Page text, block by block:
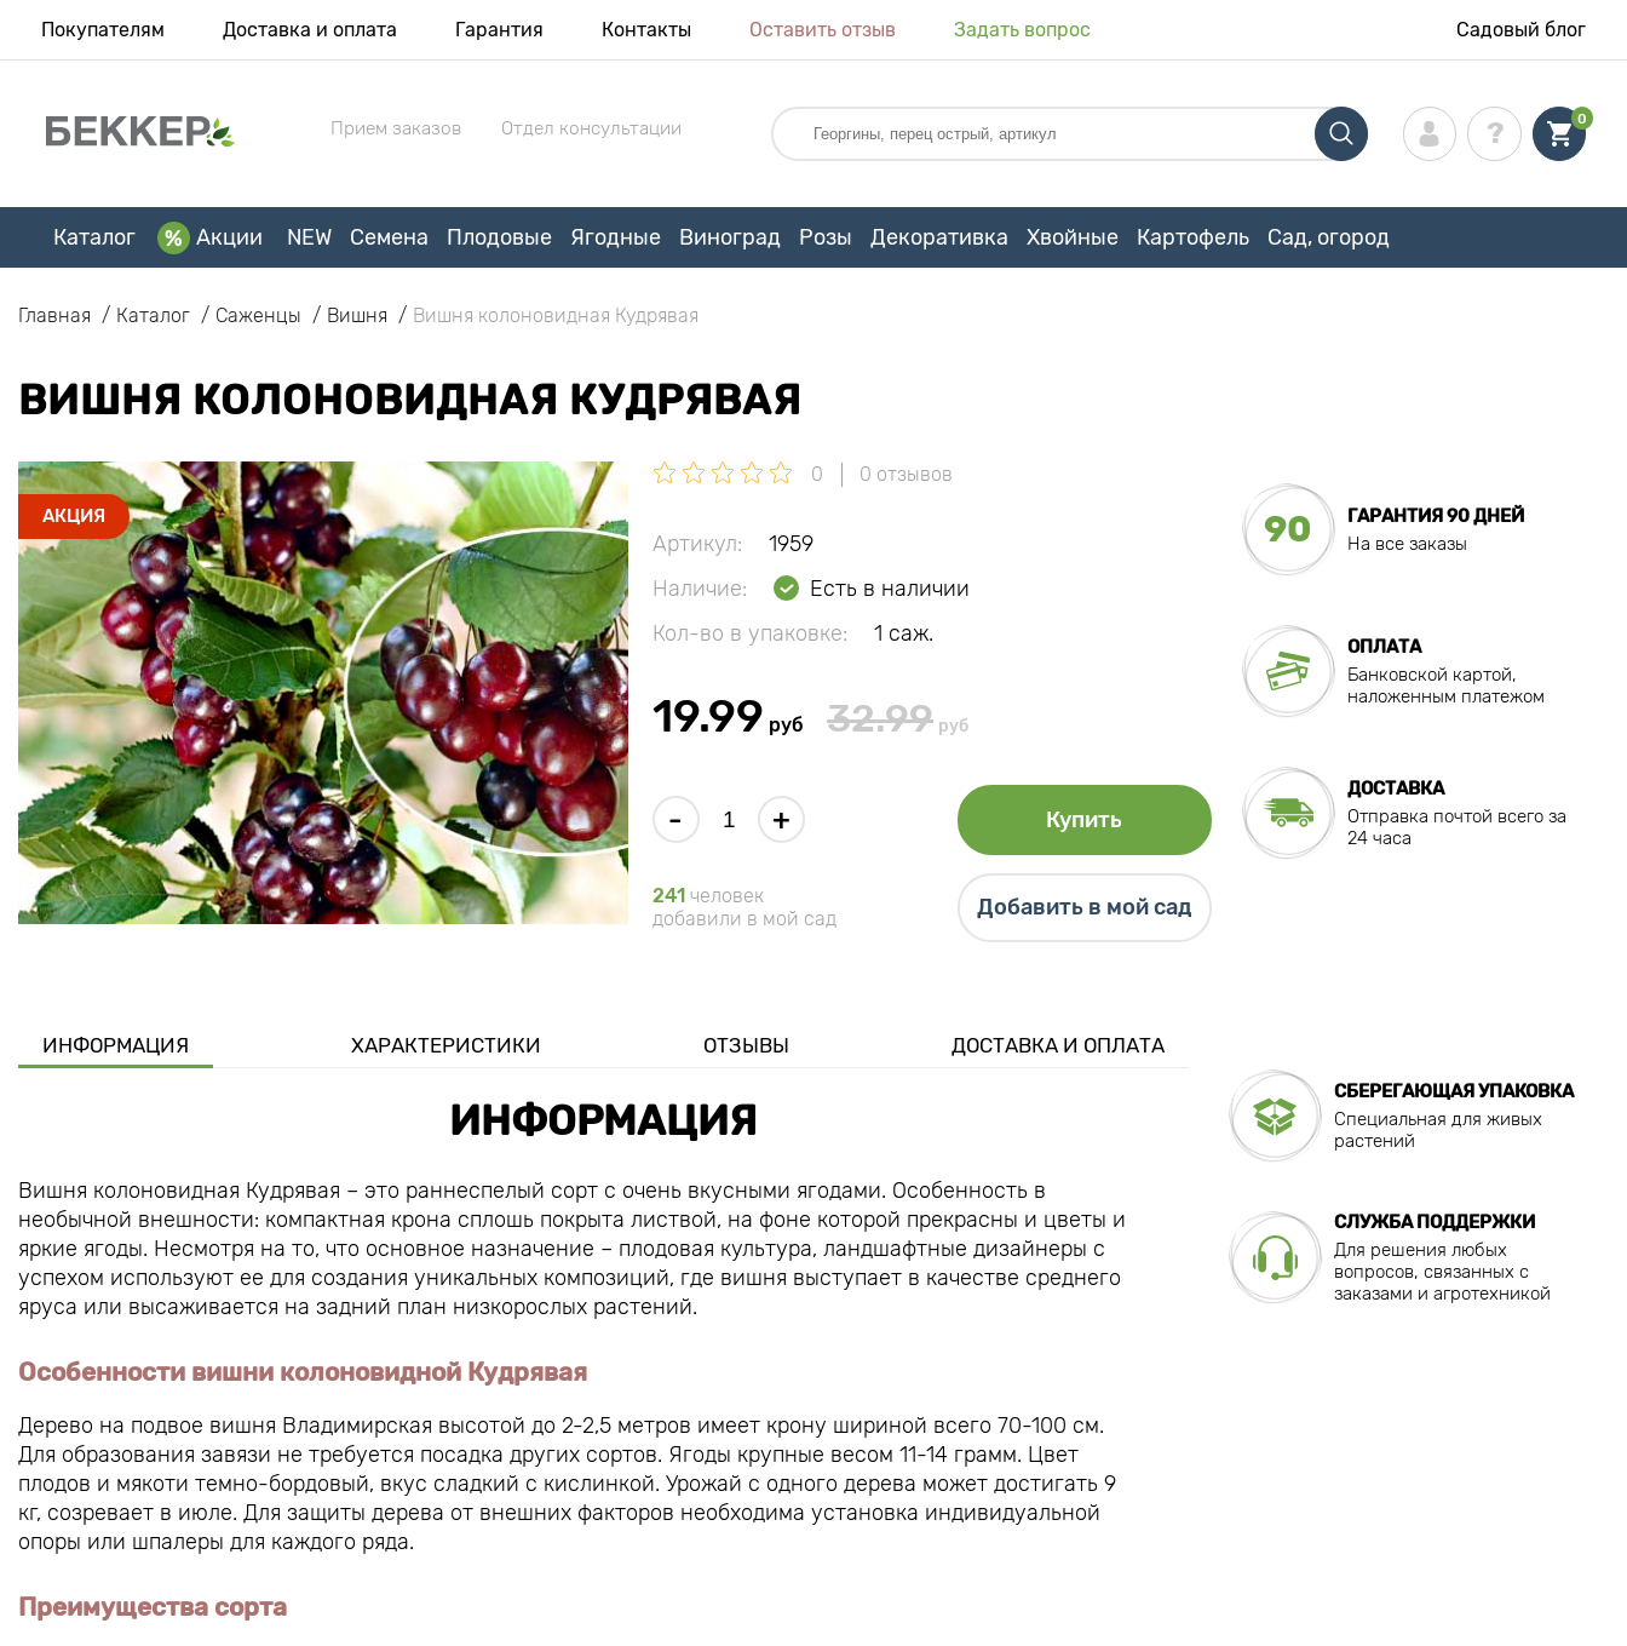
Покупателям Доставка и оплата Гарантия Контакты Оставить отзыв Задать вопрос Садовый блог
Прием заказов Отдел консультации 0
Каталог Акции NEW Семена Плодовые Ягодные Виноград Розы Декоративка Хвойные Картофель Сад, огород
Главная Каталог Саженцы Вишня Вишня колоновидная Кудрявая
ВИШНЯ КОЛОНОВИДНАЯ КУДРЯВАЯ
АКЦИЯ
0 0 отзывов
Артикул:
1959
Наличие:
Есть в наличии
Кол-во в упаковке:
1 саж.
19.99 руб 32.99 руб
- + Купить
241 человек
добавили в мой сад
Добавить в мой сад
90
ГАРАНТИЯ 90 ДНЕЙ
На все заказы
ОПЛАТА
Банковской картой,
наложенным платежом
ДОСТАВКА
Отправка почтой всего за
24 часа
ИНФОРМАЦИЯ ХАРАКТЕРИСТИКИ ОТЗЫВЫ ДОСТАВКА И ОПЛАТА
ИНФОРМАЦИЯ
Вишня колоновидная Кудрявая – это раннеспелый сорт с очень вкусными ягодами. Особенность в
необычной внешности: компактная крона сплошь покрыта листвой, на фоне которой прекрасны и цветы и
яркие ягоды. Несмотря на то, что основное назначение – плодовая культура, ландшафтные дизайнеры с
успехом используют ее для создания уникальных композиций, где вишня выступает в качестве среднего
яруса или высаживается на задний план низкорослых растений.
Особенности вишни колоновидной Кудрявая
Дерево на подвое вишня Владимирская высотой до 2-2,5 метров имеет крону шириной всего 70-100 см.
Для образования завязи не требуется посадка других сортов. Ягоды крупные весом 11-14 грамм. Цвет
плодов и мякоти темно-бордовый, вкус сладкий с кислинкой. Урожай с одного дерева может достигать 9
кг, созревает в июле. Для защиты дерева от внешних факторов необходима установка индивидуальной
опоры или шпалеры для каждого ряда.
Преимущества сорта
СБЕРЕГАЮЩАЯ УПАКОВКА
Специальная для живых
растений
СЛУЖБА ПОДДЕРЖКИ
Для решения любых
вопросов, связанных с
заказами и агротехникой